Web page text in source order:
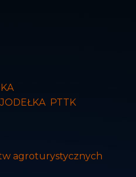
PTTK
agroturystycznych